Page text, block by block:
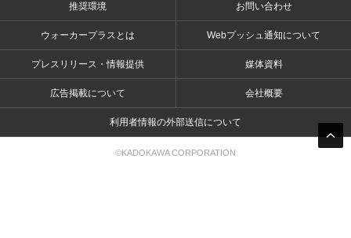
推奨環境 お問い合わせ
ウォーカープラスとは Webプッシュ通知について
プレスリリース・情報提供 媒体資料
広告掲載について 会社概要
利用者情報の外部送信について
©KADOKAWA CORPORATION